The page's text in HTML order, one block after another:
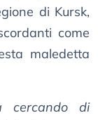
di Kursk,
come
maledetta
cercando di